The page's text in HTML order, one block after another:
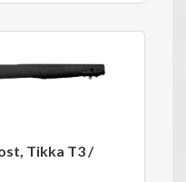
Tikka T3 /